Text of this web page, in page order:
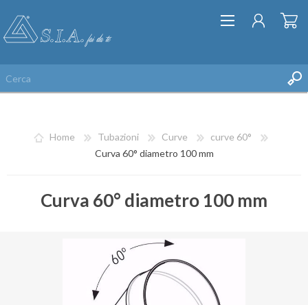
REGISTRATI
Home Tubazioni Curve
curve 60°
Curva 60° diametro 100 mm
Curva 60° diametro 100 mm